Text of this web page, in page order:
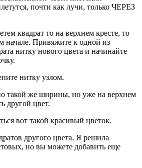
почти как лучи, только ЧЕРЕЗ
квадрат то на верхнем кресте, то
начале. Привяжите к одной из
нитку нового цвета и начинайте
нитку узлом.
такой же ширины, но уже на верхнем
другой цвет.
вот такой красивый цветок.
другого цвета. Я решила
но вы можете добавить еще